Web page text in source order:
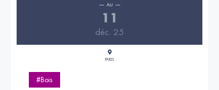
AU
11
déc. 25
PARIS
#Bois